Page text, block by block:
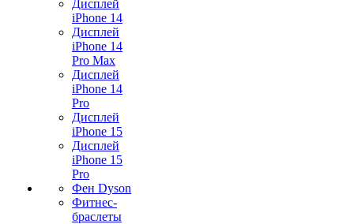
Дисплей
iPhone 14
Дисплей
iPhone 14
Pro Max
Дисплей
iPhone 14
Pro
Дисплей
iPhone 15
Дисплей
iPhone 15
Pro
Фен Dyson
Фитнес-
браслеты